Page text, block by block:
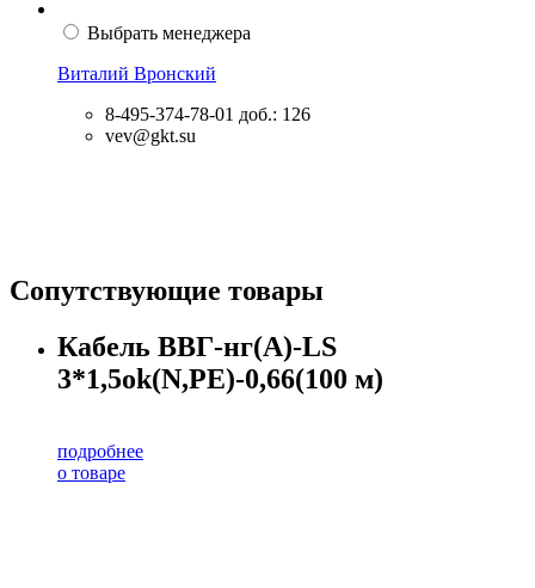
Выбрать менеджера
Виталий Вронский
8-495-374-78-01 доб.: 126
vev@gkt.su
Сопутствующие товары
Кабель ВВГ-нг(А)-LS
3*1,5ok(N,PE)-0,66(100 м)
подробнее
о товаре